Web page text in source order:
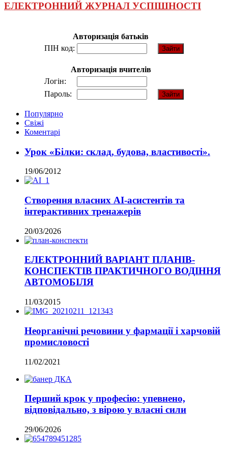
ЕЛЕКТРОННИЙ ЖУРНАЛ УСПІШНОСТІ
Авторизація батьків
ПІН код:
Авторизація вчителів
Логін:
Пароль:
Популярно
Свіжі
Коментарі
Урок «Білки: склад, будова, властивості».
19/06/2012
Створення власних AI-асистентів та
інтерактивних тренажерів
20/03/2026
ЕЛЕКТРОННИЙ ВАРІАНТ ПЛАНІВ-
КОНСПЕКТІВ ПРАКТИЧНОГО ВОДІННЯ
АВТОМОБІЛЯ
11/03/2015
Неорганічні речовини у фармації і харчовій
промисловості
11/02/2021
Перший крок у професію: упевнено,
відповідально, з вірою у власні сили
29/06/2026